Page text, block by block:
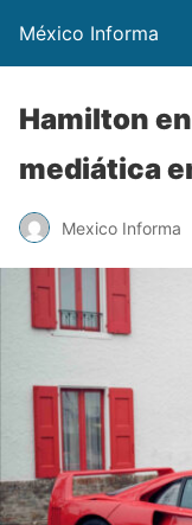
México Informa
Hamilton
mediática
Mexico Informa